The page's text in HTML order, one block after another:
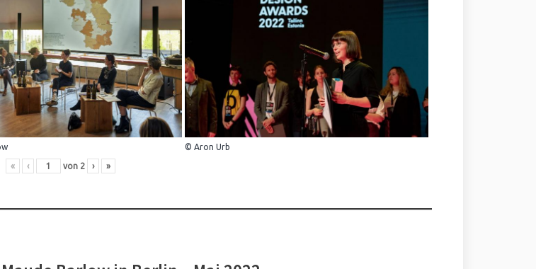
© Aron Urb
« ‹ von 2 › »